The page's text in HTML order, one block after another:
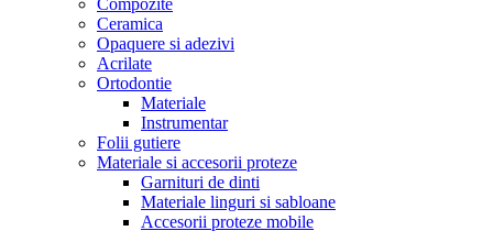
Compozite
Ceramica
Opaquere si adezivi
Acrilate
Ortodontie
Materiale
Instrumentar
Folii gutiere
Materiale si accesorii proteze
Garnituri de dinti
Materiale linguri si sabloane
Accesorii proteze mobile